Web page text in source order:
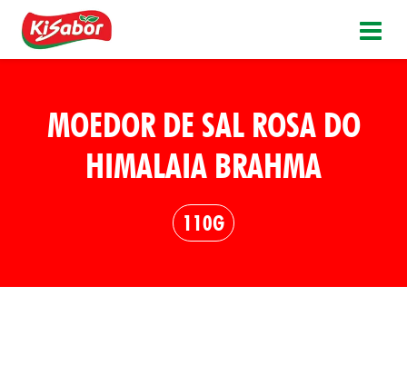
MOEDOR DE SAL ROSA DO
HIMALAIA BRAHMA
110G